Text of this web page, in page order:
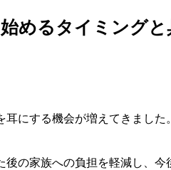
めるタイミング
にする機会が増えてきました。
の家族への負担を軽減し、今